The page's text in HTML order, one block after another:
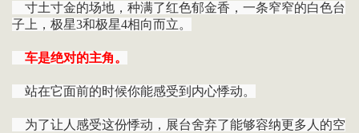
寸土寸金的场地，种满了红色郁金香，一条窄窄的白色台
子上，极星3和极星4相向而立。
车是绝对的主角。
站在它面前的时候你能感受到内心悸动。
为了让人感受这份悸动，展台舍弃了能够容纳更多人的空